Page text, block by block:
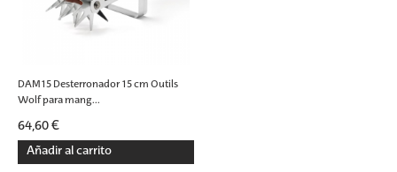
DAM15 Desterronador 15 cm Outils
Wolf para mang...
64,60 €
Añadir al carrito